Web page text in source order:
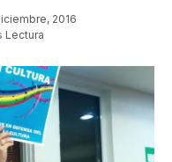
2016
Lectura